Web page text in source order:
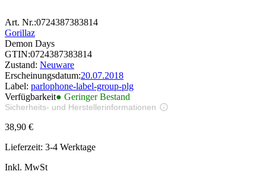
Art. Nr.:0724387383814
Gorillaz
Demon Days
GTIN:0724387383814
Zustand: Neuware
Erscheinungsdatum:20.07.2018
Label: parlophone-label-group-plg
Verfügbarkeit● Geringer Bestand
Sicherheits- und Herstellerinformationen
38,90 €
Lieferzeit: 3-4 Werktage
Inkl. MwSt